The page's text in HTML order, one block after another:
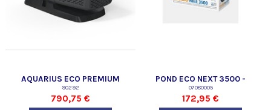
AQUARIUS ECO PREMIUM
16500
90292
790,75 €
POND ECO NEXT 3500 -
SUPERFISH
07080005
172,95 €